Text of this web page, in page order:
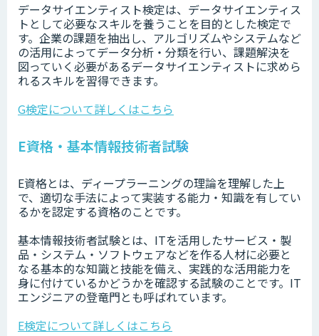
データサイエンティスト検定は、データサイエンティス
トとして必要なスキルを養うことを目的とした検定で
す。企業の課題を抽出し、アルゴリズムやシステムなど
の活用によってデータ分析・分類を行い、課題解決を
図っていく必要があるデータサイエンティストに求めら
れるスキルを習得できます。
G検定について詳しくはこちら
E資格・基本情報技術者試験
E資格とは、ディープラーニングの理論を理解した上
で、適切な手法によって実装する能力・知識を有してい
るかを認定する資格のことです。
基本情報技術者試験とは、ITを活用したサービス・製
品・システム・ソフトウェアなどを作る人材に必要と
なる基本的な知識と技能を備え、実践的な活用能力を
身に付けているかどうかを確認する試験のことです。IT
エンジニアの登竜門とも呼ばれています。
E検定について詳しくはこちら